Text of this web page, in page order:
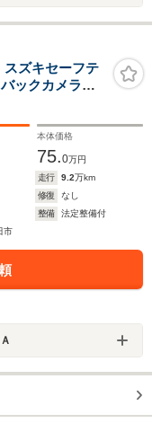
ズキセーフテ
バックカメラ
トヒーター
本体価格
75.0万円
走行 9.2万km
修復
なし
整備
法定整備付
市